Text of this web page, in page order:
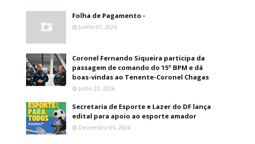
Folha de Pagamento -
Junho 01, 2026
Coronel Fernando Siqueira participa da
passagem de comando do 15º BPM e dá
boas-vindas ao Tenente-Coronel Chagas
Julho 23, 2026
Secretaria de Esporte e Lazer do DF lança
edital para apoio ao esporte amador
Dezembro 05, 2024